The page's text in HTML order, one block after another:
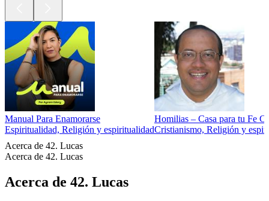
Manual Para Enamorarse
Espiritualidad, Religión y espiritualidad
Homilias – Casa para tu Fe
Cristianismo, Religión y
Acerca de 42. Lucas
Acerca de 42. Lucas
Acerca de 42. Lucas